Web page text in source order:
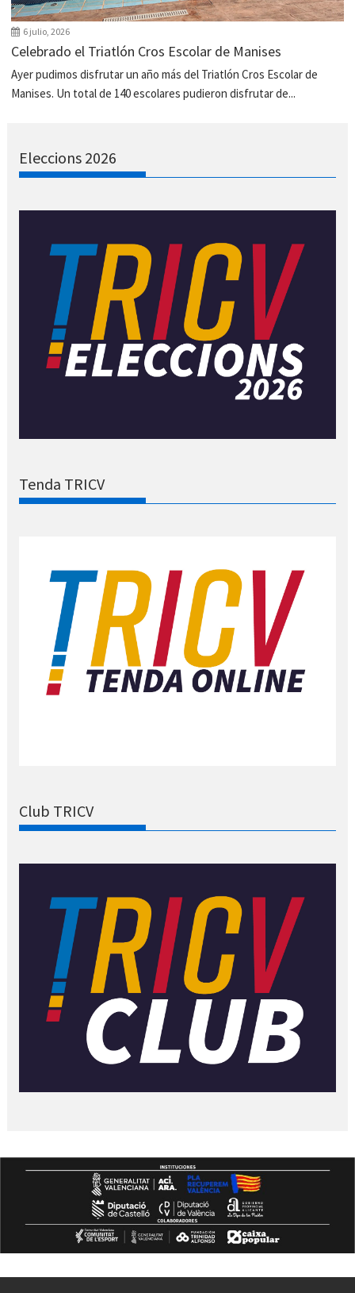
6 julio, 2026
Celebrado el Triatlón Cros Escolar de Manises
Ayer pudimos disfrutar un año más del Triatlón Cros Escolar de
Manises. Un total de 140 escolares pudieron disfrutar de...
Eleccions 2026
Tenda TRICV
Club TRICV